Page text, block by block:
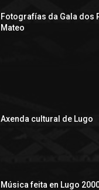
Fotografías da Gala dos
Mateo
Axenda cultural de Lugo
Música feita en Lugo